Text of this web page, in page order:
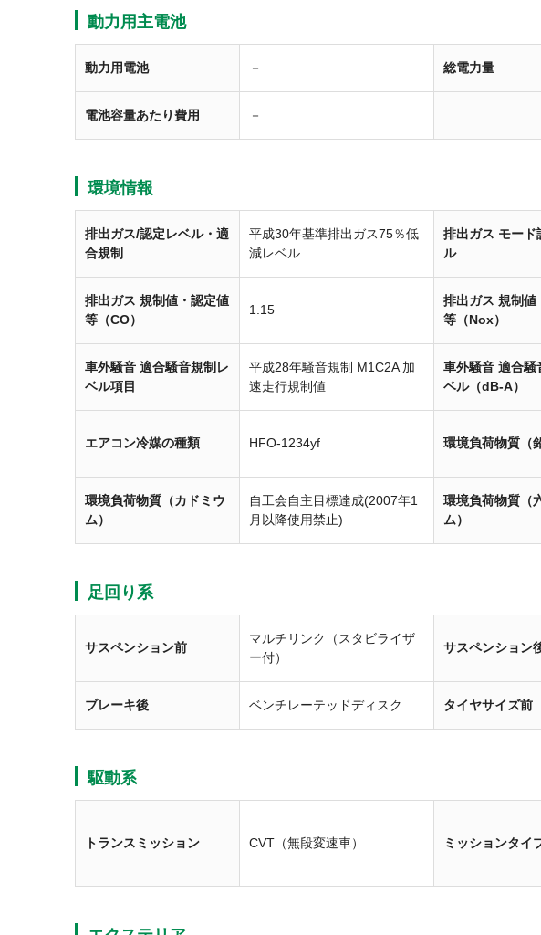
動力用主電池
動力用電池 － 総電力量
電池容量あたり費用 －
環境情報
排出ガス/認定レベル・適
合規制
平成30年基準排出ガス75％低
減レベル
排出ガス モード
ル
排出ガス 規制値・認定値
等（CO）
1.15
排出ガス 規制値
等（Nox）
車外騒音 適合騒音規制レ
ベル項目
平成28年騒音規制 M1C2A 加
速走行規制値
車外騒音 適合騒
ベル（dB-A）
エアコン冷媒の種類 HFO-1234yf 環境負荷物質（
環境負荷物質（カドミウ
ム）
自工会自主目標達成(2007年1
月以降使用禁止)
環境負荷物質（
ム）
足回り系
サスペンション前
マルチリンク（スタビライザ
ー付）
サスペンション
ブレーキ後 ベンチレーテッドディスク タイヤサイズ前
駆動系
トランスミッション CVT（無段変速車） ミッションタイ